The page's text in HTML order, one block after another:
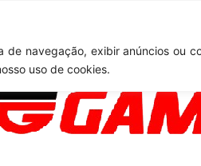
de navegação, exibir anúncios ou
uso de cookies.